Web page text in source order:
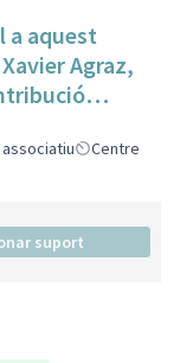
a aquest
Agraz,
Centre
suport